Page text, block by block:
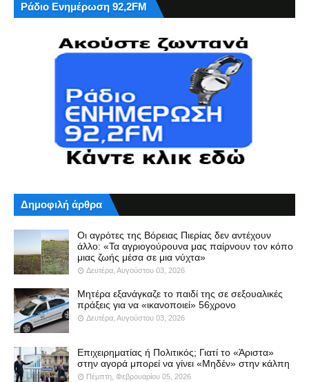
Ράδιο Ενημέρωση 92,2FM
Δημοφιλή άρθρα
Οι αγρότες της Βόρειας Πιερίας δεν αντέχουν
άλλο: «Τα αγριογούρουνα μας παίρνουν τον κόπο
μιας ζωής μέσα σε μια νύχτα»
Δευτέρα, Αυγούστου 03, 2026
Μητέρα εξανάγκαζε το παιδί της σε σεξουαλικές
πράξεις για να «ικανοποιεί» 56χρονο
Δευτέρα, Αυγούστου 03, 2026
Επιχειρηματίας ή Πολιτικός; Γιατί το «Άριστα»
στην αγορά μπορεί να γίνει «Μηδέν» στην κάλπη
Πέμπτη, Φεβρουαρίου 05, 2026